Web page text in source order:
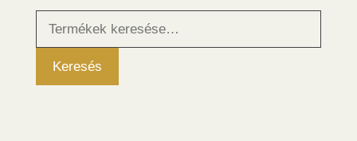
következőre:
Keresés